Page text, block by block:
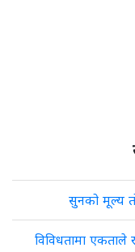
सुनको मूल्य
विविधतामा एकताले